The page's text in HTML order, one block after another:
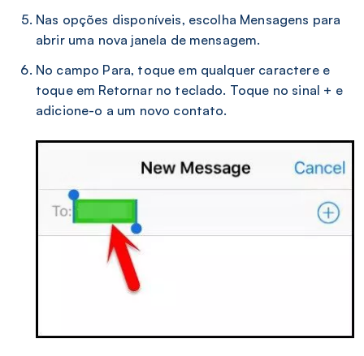
Nas opções disponíveis, escolha Mensagens para
abrir uma nova janela de mensagem.
No campo Para, toque em qualquer caractere e
toque em Retornar no teclado. Toque no sinal + e
adicione-o a um novo contato.